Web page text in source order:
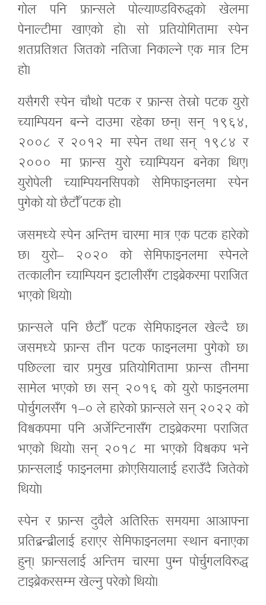
गोल पनि फ्रान्सले पोल्याण्डविरुद्धको खेलमा
पेनाल्टीमा खाएको हो। सो प्रतियोगितामा स्पेन
शतप्रतिशत जितको नतिजा निकाल्ने एक मात्र टिम
हो।
यसैगरी स्पेन चौथो पटक र फ्रान्स तेस्रो पटक युरो
च्याम्पियन बन्ने दाउमा रहेका छन्। सन् १९६४,
२००८ र २०१२ मा स्पेन तथा सन् १९८४ र
२००० मा फ्रान्स युरो च्याम्पियन बनेका थिए।
युरोपेली च्याम्पियनसिपको सेमिफाइनलमा स्पेन
पुगेको यो छैटौँ पटक हो।
जसमध्ये स्पेन अन्तिम चारमा मात्र एक पटक हारेको
छ। युरो– २०२० को सेमिफाइनलमा स्पेनले
तत्कालीन च्याम्पियन इटालीसँग टाइब्रेकरमा पराजित
भएको थियो।
फ्रान्सले पनि छैटौँ पटक सेमिफाइनल खेल्दै छ।
जसमध्ये फ्रान्स तीन पटक फाइनलमा पुगेको छ।
पछिल्ला चार प्रमुख प्रतियोगितामा फ्रान्स तीनमा
सामेल भएको छ। सन् २०१६ को युरो फाइनलमा
पोर्चुगलसँग १–० ले हारेको फ्रान्सले सन् २०२२ को
विश्वकपमा पनि अर्जेन्टिनासँग टाइब्रेकरमा पराजित
भएको थियो। सन् २०१८ मा भएको विश्वकप भने
फ्रान्सलाई फाइनलमा क्रोएसियालाई हराउँदै जितेको
थियो।
स्पेन र फ्रान्स दुवैले अतिरिक्त समयमा आआफ्ना
प्रतिद्वन्द्वीलाई हराएर सेमिफाइनलमा स्थान बनाएका
हुन्। फ्रान्सलाई अन्तिम चारमा पुग्न पोर्चुगलविरुद्ध
टाइब्रेकरसम्म खेल्नु परेको थियो।